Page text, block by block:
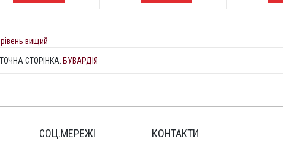
вищий
СТОРІНКА: БУВАРДІЯ
СОЦ.МЕРЕЖІ КОНТАКТИ